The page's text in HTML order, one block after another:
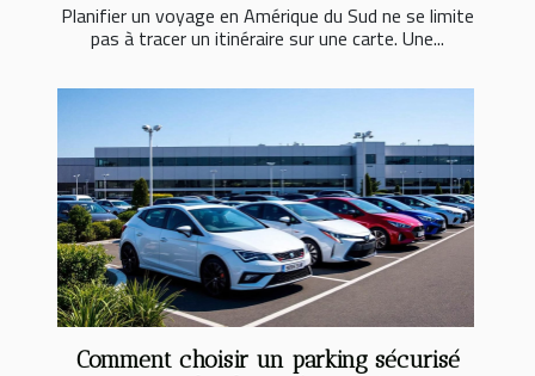
Planifier un voyage en Amérique du Sud ne se limite
pas à tracer un itinéraire sur une carte. Une...
Comment choisir un parking sécurisé